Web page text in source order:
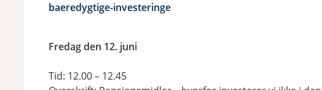
baeredygtige-investeringe
Fredag den 12. juni
Tid: 12.00 – 12.45